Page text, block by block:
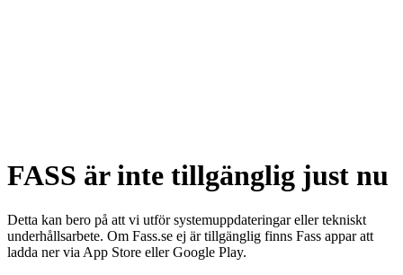
FASS är inte tillgänglig just nu
Detta kan bero på att vi utför systemuppdateringar eller tekniskt
underhållsarbete. Om Fass.se ej är tillgänglig finns Fass appar att
ladda ner via App Store eller Google Play.